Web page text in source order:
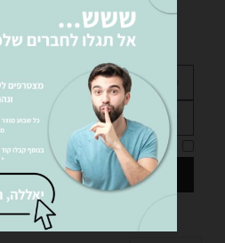
נציגינו ישמחו לעזור
אני מאשר אתמדיניות הפרטיות
שליחה